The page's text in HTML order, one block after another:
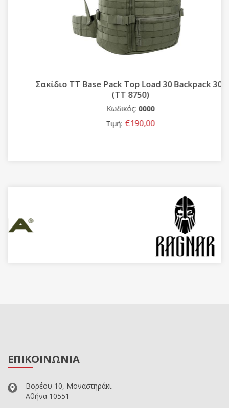
Σακίδιο TT Base Pack Top Load 30 Backpack 30L
(TT 8750)
Κωδικός:0000
€190,00
ΕΠΙΚΟΙΝΩΝΙΑ
Βορέου 10, Μοναστηράκι
Αθήνα 10551